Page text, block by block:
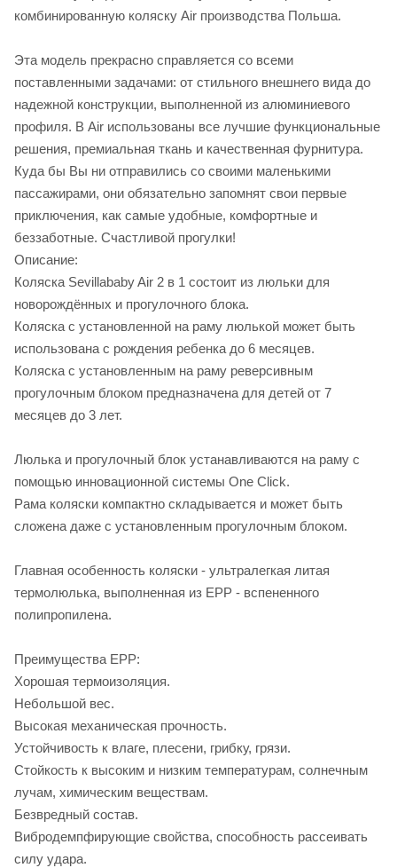
комбинированную коляску Air производства Польша.
Эта модель прекрасно справляется со всеми
поставленными задачами: от стильного внешнего вида до
надежной конструкции, выполненной из алюминиевого
профиля. В Air использованы все лучшие функциональные
решения, премиальная ткань и качественная фурнитура.
Куда бы Вы ни отправились со своими маленькими
пассажирами, они обязательно запомнят свои первые
приключения, как самые удобные, комфортные и
беззаботные. Счастливой прогулки!
Описание:
Коляска Sevillababy Air 2 в 1 состоит из люльки для
новорождённых и прогулочного блока.
Коляска с установленной на раму люлькой может быть
использована с рождения ребенка до 6 месяцев.
Коляска с установленным на раму реверсивным
прогулочным блоком предназначена для детей от 7
месяцев до 3 лет.
Люлька и прогулочный блок устанавливаются на раму с
помощью инновационной системы One Click.
Рама коляски компактно складывается и может быть
сложена даже с установленным прогулочным блоком.
Главная особенность коляски - ультралегкая литая
термолюлька, выполненная из EPP - вспененного
полипропилена.
Преимущества EPP:
Хорошая термоизоляция.
Небольшой вес.
Высокая механическая прочность.
Устойчивость к влаге, плесени, грибку, грязи.
Стойкость к высоким и низким температурам, солнечным
лучам, химическим веществам.
Безвредный состав.
Вибродемпфирующие свойства, способность рассеивать
силу удара.